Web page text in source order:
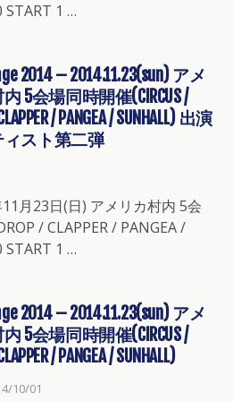
START 1 …
2014 – 2014.11.23(sun) アメ
5会場同時開催(CIRCUS /
/ PANGEA / SUNHALL) 出演
ィスト第二弾
月23日(日) アメリカ村内 5会
/ CLAPPER / PANGEA /
START 1 …
2014 – 2014.11.23(sun) アメ
5会場同時開催(CIRCUS /
/ PANGEA / SUNHALL)
10/01